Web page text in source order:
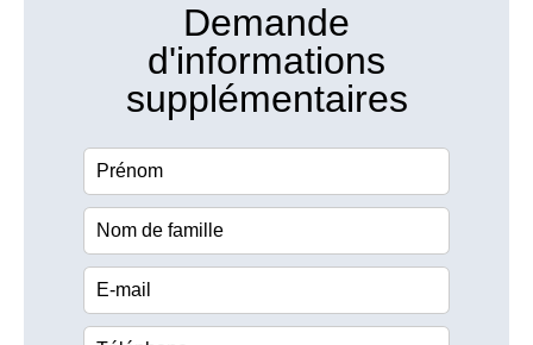
Demande
d'informations
supplémentaires